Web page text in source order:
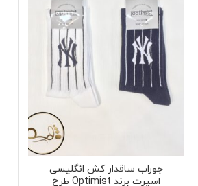
جوراب ساقدار کش انگلیسی
اسپرت برند Optimist طرح